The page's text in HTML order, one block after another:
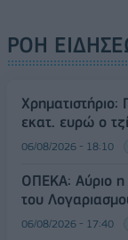
ΡΟΗ
εκατ. ευρώ ο
06/08/2026 - 18:10
ΟΠΕΚΑ: Αύριο η
του
06/08/2026 - 17:40